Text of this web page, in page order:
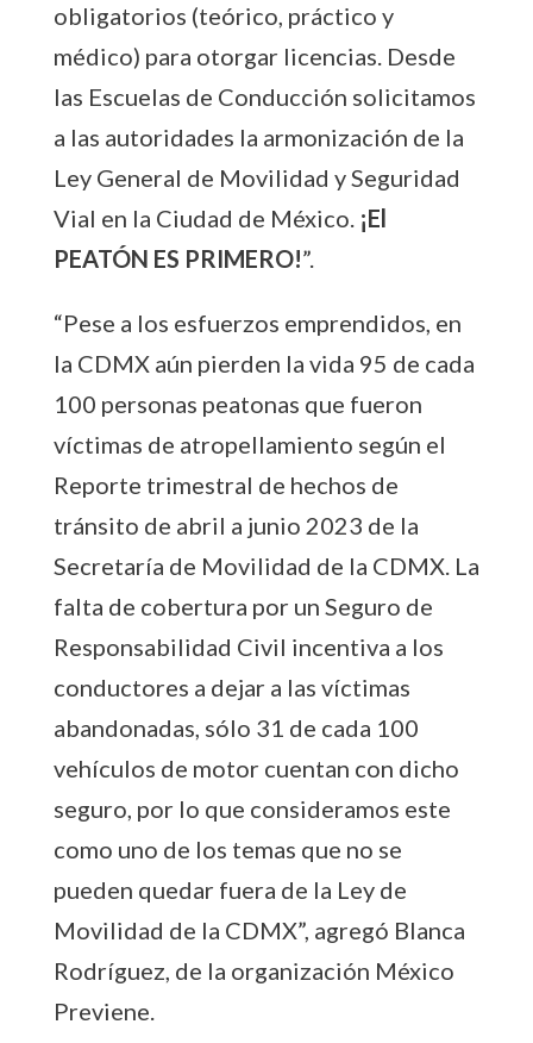
obligatorios (teórico, práctico y
médico) para otorgar licencias. Desde
las Escuelas de Conducción solicitamos
a las autoridades la armonización de la
Ley General de Movilidad y Seguridad
Vial en la Ciudad de México. ¡El
PEATÓN ES PRIMERO!”.
“Pese a los esfuerzos emprendidos, en
la CDMX aún pierden la vida 95 de cada
100 personas peatonas que fueron
víctimas de atropellamiento según el
Reporte trimestral de hechos de
tránsito de abril a junio 2023 de la
Secretaría de Movilidad de la CDMX. La
falta de cobertura por un Seguro de
Responsabilidad Civil incentiva a los
conductores a dejar a las víctimas
abandonadas, sólo 31 de cada 100
vehículos de motor cuentan con dicho
seguro, por lo que consideramos este
como uno de los temas que no se
pueden quedar fuera de la Ley de
Movilidad de la CDMX”, agregó Blanca
Rodríguez, de la organización México
Previene.